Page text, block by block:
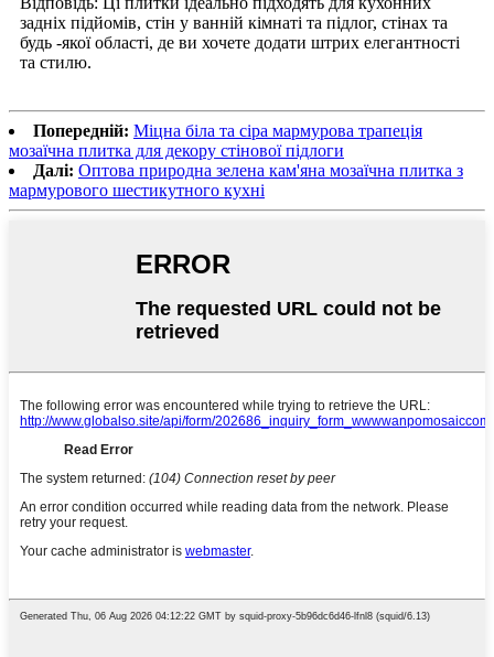
задніх підйомів, стін у ванній кімнаті та підлог, стінах та
будь -якої області, де ви хочете додати штрих елегантності
та стилю.
Попередній: Міцна біла та сіра мармурова трапеція
мозаїчна плитка для декору стінової підлоги
Далі: Оптова природна зелена кам'яна мозаїчна плитка з
мармурового шестикутного кухні